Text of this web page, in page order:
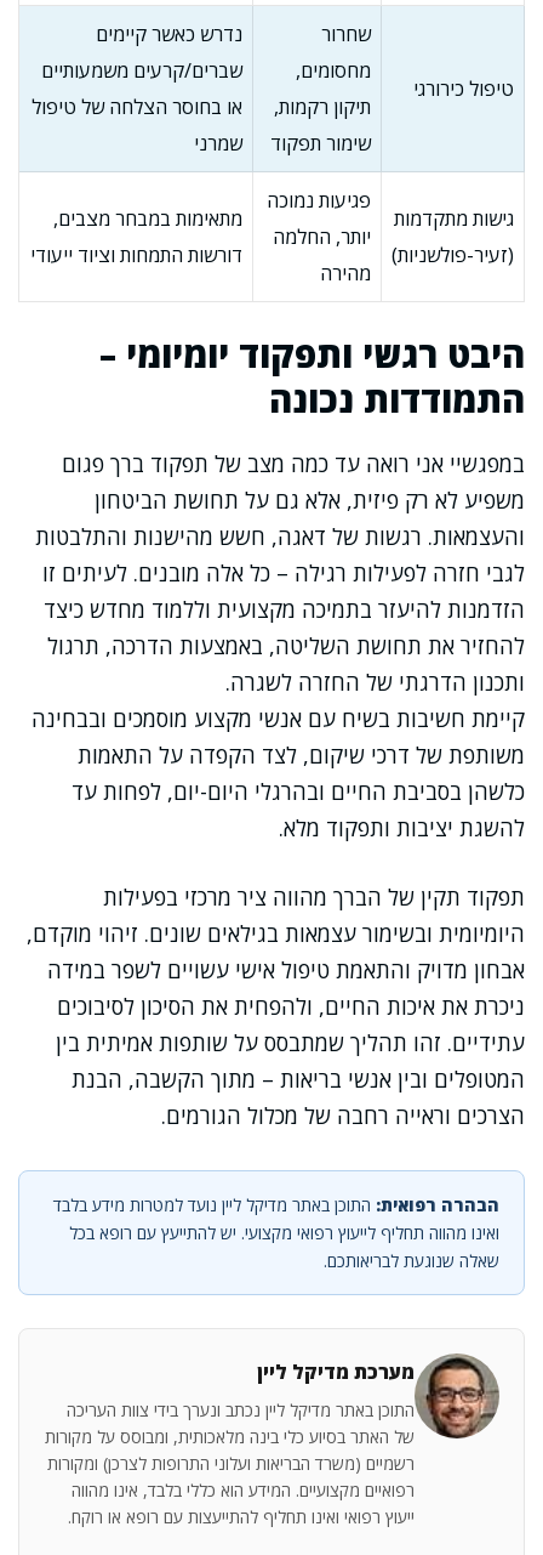
טיפול כירורגי
שחרור
מחסומים,
תיקון רקמות,
שימור תפקוד
נדרש כאשר קיימים
שברים/קרעים משמעותיים
או בחוסר הצלחה של טיפול
שמרני
גישות מתקדמות
(זעיר-פולשניות)
פגיעות נמוכה
יותר, החלמה
מהירה
מתאימות במבחר מצבים,
דורשות התמחות וציוד ייעודי
היבט רגשי ותפקוד יומיומי –
התמודדות נכונה
במפגשיי אני רואה עד כמה מצב של תפקוד ברך פגום
משפיע לא רק פיזית, אלא גם על תחושת הביטחון
והעצמאות. רגשות של דאגה, חשש מהישנות והתלבטות
לגבי חזרה לפעילות רגילה – כל אלה מובנים. לעיתים זו
הזדמנות להיעזר בתמיכה מקצועית וללמוד מחדש כיצד
להחזיר את תחושת השליטה, באמצעות הדרכה, תרגול
ותכנון הדרגתי של החזרה לשגרה.
קיימת חשיבות בשיח עם אנשי מקצוע מוסמכים ובבחינה
משותפת של דרכי שיקום, לצד הקפדה על התאמות
כלשהן בסביבת החיים ובהרגלי היום-יום, לפחות עד
להשגת יציבות ותפקוד מלא.
תפקוד תקין של הברך מהווה ציר מרכזי בפעילות
היומיומית ובשימור עצמאות בגילאים שונים. זיהוי מוקדם,
אבחון מדויק והתאמת טיפול אישי עשויים לשפר במידה
ניכרת את איכות החיים, ולהפחית את הסיכון לסיבוכים
עתידיים. זהו תהליך שמתבסס על שותפות אמיתית בין
המטופלים ובין אנשי בריאות – מתוך הקשבה, הבנת
הצרכים וראייה רחבה של מכלול הגורמים.
הבהרה רפואית: התוכן באתר מדיקל ליין נועד למטרות מידע בלבד
ואינו מהווה תחליף לייעוץ רפואי מקצועי. יש להתייעץ עם רופא בכל
שאלה שנוגעת לבריאותכם.
מערכת מדיקל ליין
התוכן באתר מדיקל ליין נכתב ונערך בידי צוות העריכה
של האתר בסיוע כלי בינה מלאכותית, ומבוסס על מקורות
רשמיים (משרד הבריאות ועלוני התרופות לצרכן) ומקורות
רפואיים מקצועיים. המידע הוא כללי בלבד, אינו מהווה
ייעוץ רפואי ואינו תחליף להתייעצות עם רופא או רוקח.